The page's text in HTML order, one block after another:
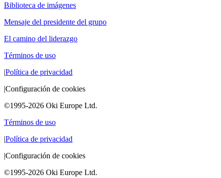
Biblioteca de imágenes
Mensaje del presidente del grupo
El camino del liderazgo
Términos de uso
|Política de privacidad
|Configuración de cookies
©1995-2026 Oki Europe Ltd.
Términos de uso
|Política de privacidad
|Configuración de cookies
©1995-2026 Oki Europe Ltd.